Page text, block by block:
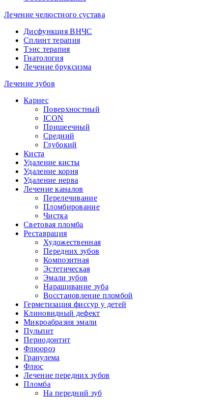
Лечение челюстного сустава
Дисфункция ВНЧС
Сплинт терапия
Тэнс терапия
Гнатология
Лечение бруксизма
Лечение зубов
Кариес
Поверхностный
ICON
Пришеечный
Средний
Глубокий
Киста
Удаление кисты
Удаление корня
Удаление нерва
Лечение каналов
Перелечивание
Пломбирование
Чистка
Световая пломба
Реставрация
Художественная
Передних зубов
Композитная
Эстетическая
Эмали зубов
Наращивание зуба
Восстановление пломбой
Герметизация фиссур у детей
Клиновидный дефект
Микроабразия эмали
Пульпит
Периодонтит
Флюороз
Гранулема
Флюс
Лечение передних зубов
Пломба
На передний зуб